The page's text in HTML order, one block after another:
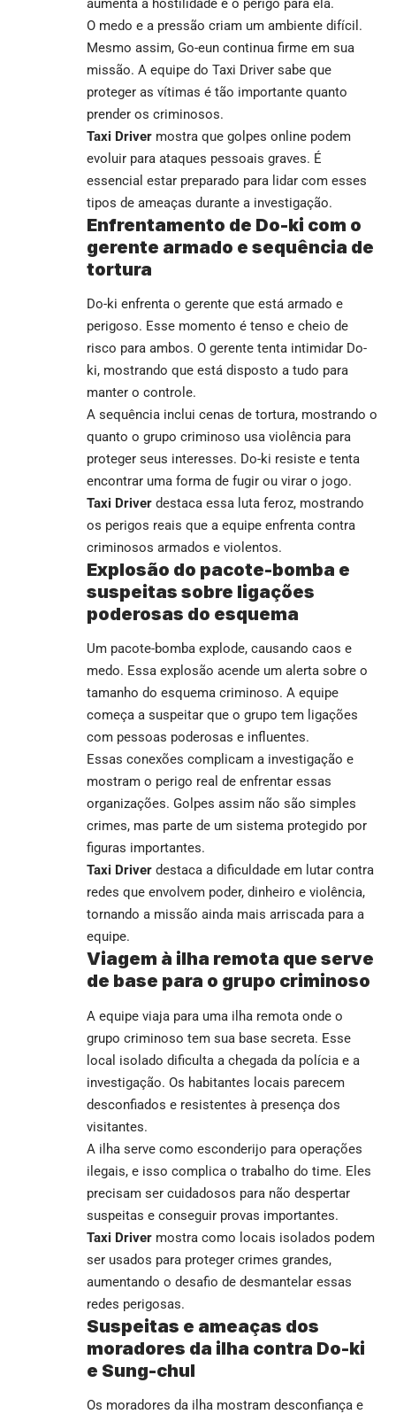
O medo e a pressão criam um ambiente difícil.
Mesmo assim, Go-eun continua firme em sua
missão. A equipe do Taxi Driver sabe que
proteger as vítimas é tão importante quanto
prender os criminosos.
Taxi Driver mostra que golpes online podem
evoluir para ataques pessoais graves. É
essencial estar preparado para lidar com esses
tipos de ameaças durante a investigação.
Enfrentamento de Do-ki com o
gerente armado e sequência de
tortura
Do-ki enfrenta o gerente que está armado e
perigoso. Esse momento é tenso e cheio de
risco para ambos. O gerente tenta intimidar Do-
ki, mostrando que está disposto a tudo para
manter o controle.
A sequência inclui cenas de tortura, mostrando o
quanto o grupo criminoso usa violência para
proteger seus interesses. Do-ki resiste e tenta
encontrar uma forma de fugir ou virar o jogo.
Taxi Driver destaca essa luta feroz, mostrando
os perigos reais que a equipe enfrenta contra
criminosos armados e violentos.
Explosão do pacote-bomba e
suspeitas sobre ligações
poderosas do esquema
Um pacote-bomba explode, causando caos e
medo. Essa explosão acende um alerta sobre o
tamanho do esquema criminoso. A equipe
começa a suspeitar que o grupo tem ligações
com pessoas poderosas e influentes.
Essas conexões complicam a investigação e
mostram o perigo real de enfrentar essas
organizações. Golpes assim não são simples
crimes, mas parte de um sistema protegido por
figuras importantes.
Taxi Driver destaca a dificuldade em lutar contra
redes que envolvem poder, dinheiro e violência,
tornando a missão ainda mais arriscada para a
equipe.
Viagem à ilha remota que serve
de base para o grupo criminoso
A equipe viaja para uma ilha remota onde o
grupo criminoso tem sua base secreta. Esse
local isolado dificulta a chegada da polícia e a
investigação. Os habitantes locais parecem
desconfiados e resistentes à presença dos
visitantes.
A ilha serve como esconderijo para operações
ilegais, e isso complica o trabalho do time. Eles
precisam ser cuidadosos para não despertar
suspeitas e conseguir provas importantes.
Taxi Driver mostra como locais isolados podem
ser usados para proteger crimes grandes,
aumentando o desafio de desmantelar essas
redes perigosas.
Suspeitas e ameaças dos
moradores da ilha contra Do-ki
e Sung-chul
Os moradores da ilha mostram desconfiança e